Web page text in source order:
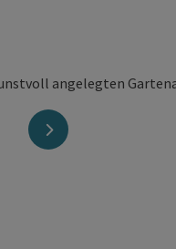
nächstes Element